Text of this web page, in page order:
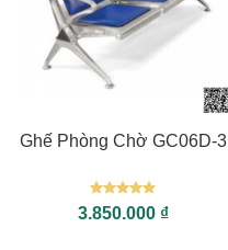
Ghế Phòng Chờ GC06D-3
Được xếp
hạng55
3.850.000 ₫